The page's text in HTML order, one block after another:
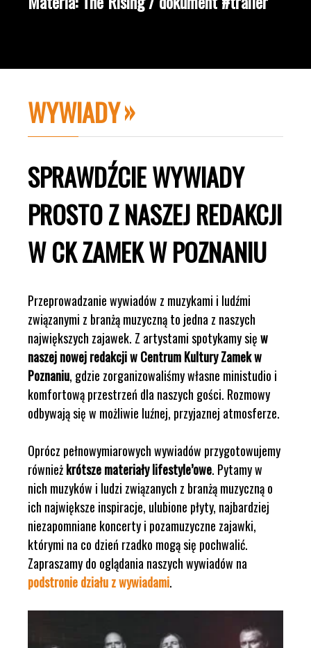
WYWIADY
SPRAWDŹCIE WYWIADY
PROSTO Z NASZEJ REDAKCJI
W CK ZAMEK W POZNANIU
Przeprowadzanie wywiadów z muzykami i ludźmi
związanymi z branżą muzyczną to jedna z naszych
największych zajawek. Z artystami spotykamy sięw
naszej nowej redakcji w Centrum Kultury Zamek w
Poznaniu, gdzie zorganizowaliśmy własne ministudio i
komfortową przestrzeń dla naszych gości. Rozmowy
odbywają się w możliwie luźnej, przyjaznej atmosferze.
Oprócz pełnowymiarowych wywiadów przygotowujemy
równieżkrótsze materiały lifestyle’owe. Pytamy w
nich muzyków i ludzi związanych z branżą muzyczną o
ich największe inspiracje, ulubione płyty, najbardziej
niezapomniane koncerty i pozamuzyczne zajawki,
którymi na co dzień rzadko mogą się pochwalić.
Zapraszamy do oglądania naszych wywiadów na
podstronie działu z wywiadami.